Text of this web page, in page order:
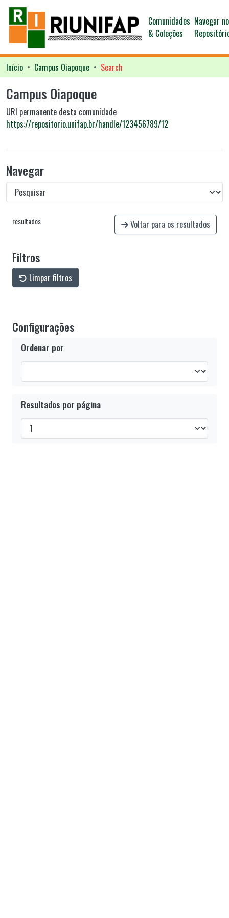
Comunidades
& Coleções
Navegar no
Início Campus Oiapoque Search
Campus Oiapoque
URI permanente desta comunidade
https://repositorio.unifap.br/handle/123456789/12
Navegar
resultados Voltar para os resultados
Filtros
Limpar filtros
Configurações
Ordenar por
Resultados por página